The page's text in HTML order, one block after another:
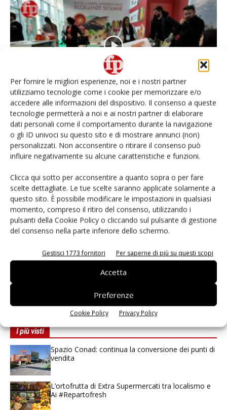
Per fornire le migliori esperienze, noi e i nostri partner
utilizziamo tecnologie come i cookie per memorizzare e/o
accedere alle informazioni del dispositivo. Il consenso a queste
tecnologie permetterà a noi e ai nostri partner di elaborare
dati personali come il comportamento durante la navigazione
o gli ID univoci su questo sito e di mostrare annunci (non)
personalizzati. Non acconsentire o ritirare il consenso può
influire negativamente su alcune caratteristiche e funzioni.
Clicca qui sotto per acconsentire a quanto sopra o per fare
scelte dettagliate. Le tue scelte saranno applicate solamente a
questo sito. È possibile modificare le impostazioni in qualsiasi
momento, compreso il ritiro del consenso, utilizzando i
pulsanti della Cookie Policy o cliccando sul pulsante di gestione
del consenso nella parte inferiore dello schermo.
Gestisci 1773 fornitori Per saperne di più su questi scopi
Accetta
Preferenze
Cookie Policy Privacy Policy
La Deliziosa, nuove promozioni in store
per valorizzare le Dop e...
Daniele Colombo 30 Gennaio 2024
E-Magazine
Abbonati
Edicola Web
Iscriviti alla
newsletter
I più visti
Spazio Conad: continua la conversione dei punti di
vendita
L’ortofrutta di Extra Supermercati tra localismo e
Ai #Repartofresh